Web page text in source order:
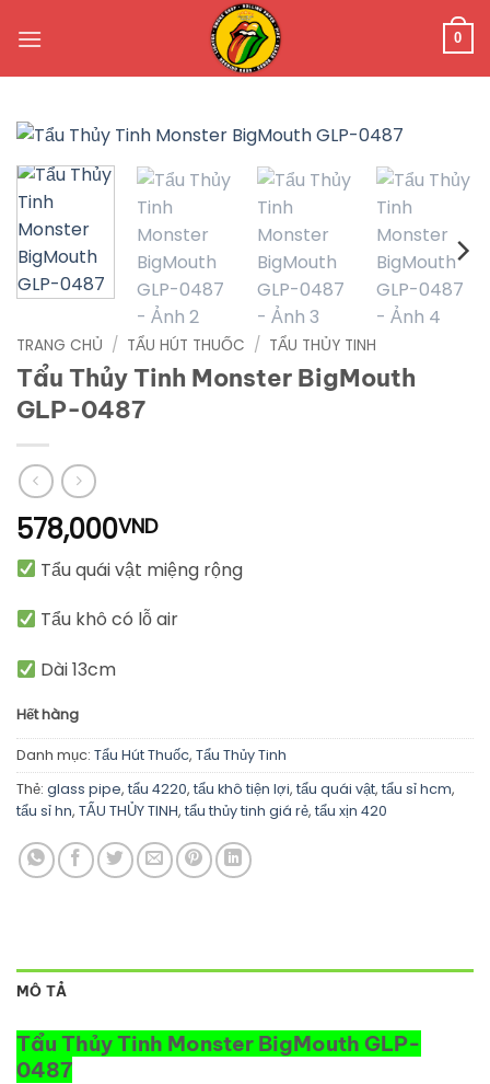
qua
0
TRANG CHỦ / TẨU HÚT THUỐC / TẨU THỦY TINH
Tẩu Thủy Tinh Monster BigMouth
GLP-0487
578,000VND
Tẩu quái vật miệng rộng
Tẩu khô có lỗ air
Dài 13cm
Hết hàng
Danh mục: Tẩu Hút Thuốc, Tẩu Thủy Tinh
Thẻ: glass pipe, tẩu 4220, tẩu khô tiện lợi, tẩu quái vật, tẩu sỉ hcm,
tẩu sỉ hn, TẨU THỦY TINH, tẩu thủy tinh giá rẻ, tẩu xịn 420
MÔ TẢ
Tẩu Thủy Tinh Monster BigMouth GLP-
0487